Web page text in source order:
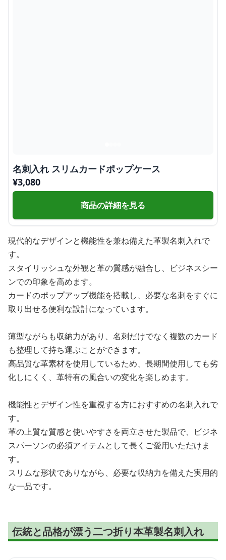
名刺入れ スリムカードポップケース
¥3,080
商品の詳細を見る
現代的なデザインと機能性を兼ね備えた革製名刺入れで
す。
スタイリッシュな外観と革の質感が融合し、ビジネスシー
ンでの印象を高めます。
カードのポップアップ機能を搭載し、必要な名刺をすぐに
取り出せる便利な設計になっています。
薄型ながらも収納力があり、名刺だけでなく複数のカード
も整理して持ち運ぶことができます。
高品質な革素材を使用しているため、長期間使用しても劣
化しにくく、革特有の風合いの変化を楽しめます。
機能性とデザイン性を重視する方におすすめの名刺入れで
す。
革の上質な質感と使いやすさを両立させた製品で、ビジネ
スパーソンの必須アイテムとして長くご愛用いただけま
す。
スリムな形状でありながら、必要な収納力を備えた実用的
な一品です。
伝統と品格が漂う二つ折り本革製名刺入れ